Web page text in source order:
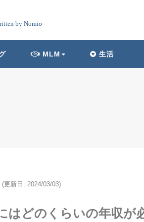
by Nomio
MLM 生活
(更新日: 2024/03/03)
はどのくらいの年収が